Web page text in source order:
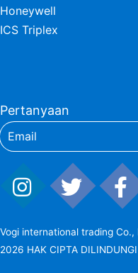
Honeywell
ICS Triplex
Pertanyaan
Vogi international trading Co.,
2026 HAK CIPTA DILINDUNGI